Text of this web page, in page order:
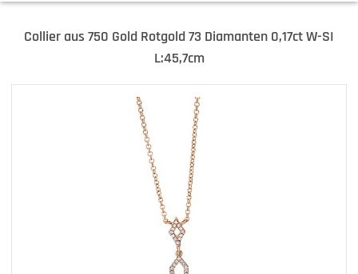
Collier aus 750 Gold Rotgold 73 Diamanten 0,17ct W-SI
L:45,7cm